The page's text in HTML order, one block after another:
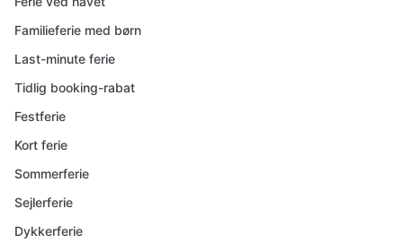
Familieferie med børn
Last-minute ferie
Tidlig booking-rabat
Festferie
Kort ferie
Sommerferie
Sejlerferie
Dykkerferie